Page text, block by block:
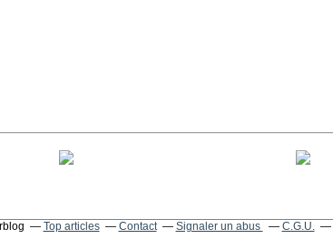
Top articles Contact Signaler un abus C.G.U.